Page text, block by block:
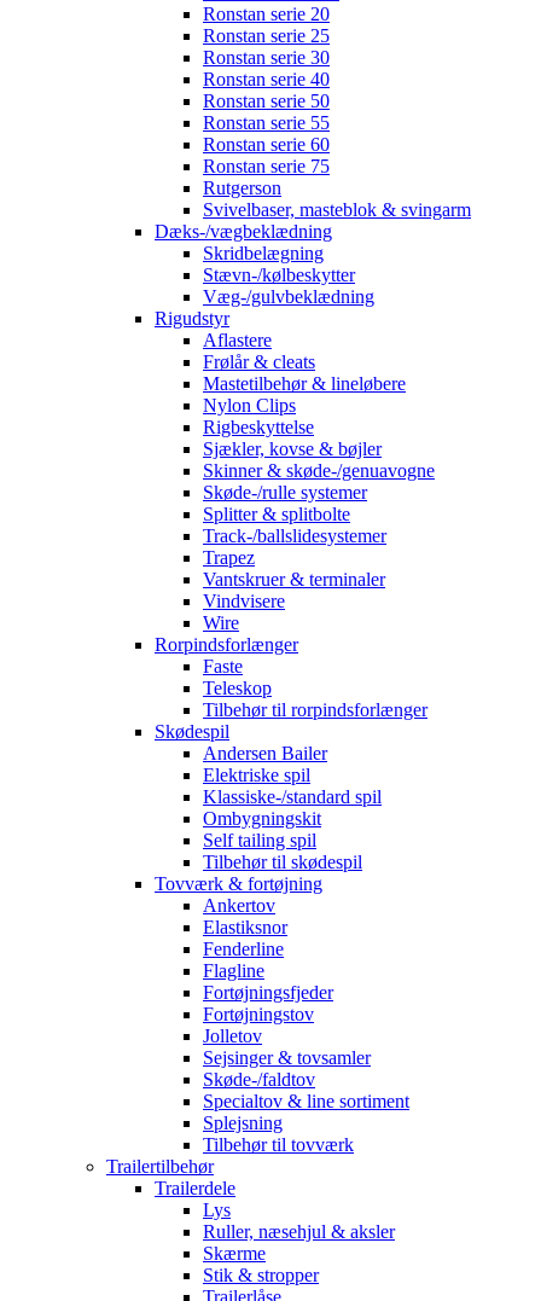
Ronstan serie 20
Ronstan serie 25
Ronstan serie 30
Ronstan serie 40
Ronstan serie 50
Ronstan serie 55
Ronstan serie 60
Ronstan serie 75
Rutgerson
Svivelbaser, masteblok & svingarm
Dæks-/vægbeklædning
Skridbelægning
Stævn-/kølbeskytter
Væg-/gulvbeklædning
Rigudstyr
Aflastere
Frølår & cleats
Mastetilbehør & lineløbere
Nylon Clips
Rigbeskyttelse
Sjækler, kovse & bøjler
Skinner & skøde-/genuavogne
Skøde-/rulle systemer
Splitter & splitbolte
Track-/ballslidesystemer
Trapez
Vantskruer & terminaler
Vindvisere
Wire
Rorpindsforlænger
Faste
Teleskop
Tilbehør til rorpindsforlænger
Skødespil
Andersen Bailer
Elektriske spil
Klassiske-/standard spil
Ombygningskit
Self tailing spil
Tilbehør til skødespil
Tovværk & fortøjning
Ankertov
Elastiksnor
Fenderline
Flagline
Fortøjningsfjeder
Fortøjningstov
Jolletov
Sejsinger & tovsamler
Skøde-/faldtov
Specialtov & line sortiment
Splejsning
Tilbehør til tovværk
Trailertilbehør
Trailerdele
Lys
Ruller, næsehjul & aksler
Skærme
Stik & stropper